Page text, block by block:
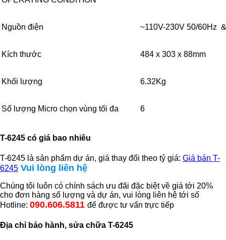
Nguồn điện ~110V-230V 50/60Hz
Kích thước 484 x 303 x 88mm
Khối lượng 6.32Kg
Số lượng Micro chọn vùng tối đa 6
T-6245 có giá bao nhiêu
T-6245 là sản phẩm dự án, giá thay đổi theo tỷ giá: Giá bán T-
6245 Vui lòng liên hệ
Chúng tôi luôn có chính sách ưu đãi đặc biệt về giá tới 20%
cho đơn hàng số lượng và dự án, vui lòng liên hệ tới số
Hotline: 090.606.5811 để được tư vấn trực tiếp
Địa chỉ bảo hành, sửa chữa T-6245